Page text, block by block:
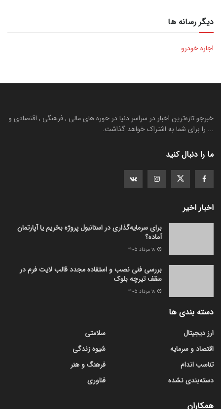
دیگر رسانه ها
اجاره خودرو
خبرجو تازه‌ترین اخبار در سراسر دنیا در حوره های مالی , فرهنگی , اقتصادی و
... را برای شما به اشتراک خواهد گذاشت.
ما را دنبال کنید
اخبار اخیر
برای سرمایه‌گذاری در استانبول پروژه بخریم یا آپارتمان
آماده؟
بررسی فنی نصب و استفاده مجدد قالب لایت فرم در
سقف تیرچه بلوک
دسته بندی ها
ارز دیجیتال
اقتصاد و سرمایه
تناسب اندام
دسته‌بندی نشده
سلامتی
شیوه زندگی
فرهنگ و هنر
فناوری
همکاران